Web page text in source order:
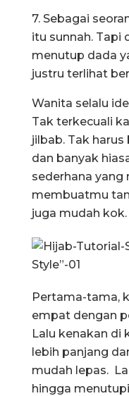
7. Sebagai
itu sunnah. Tapi
menutup dada
justru terlihat
Wanita selalu
Tak terkecuali
jilbab. Tak
dan banyak
sederhana
membuatmu
juga mudah kok.
Pertama-tama,
empat dengan
Lalu kenakan di
lebih panjang
mudah lepas.
hingga